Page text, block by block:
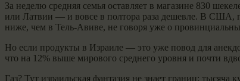
За неделю средняя семья оставляет в магазине 830
или Латвии — и вовсе в полтора раза дешевле. В США,
ниже, чем в Тель-Авиве, не говоря уже о
Но если продукты в Израиле — это уже повод для
что на 12% выше мирового среднего уровня и почти
Газ? Тут израильская фантазия не знает границ: